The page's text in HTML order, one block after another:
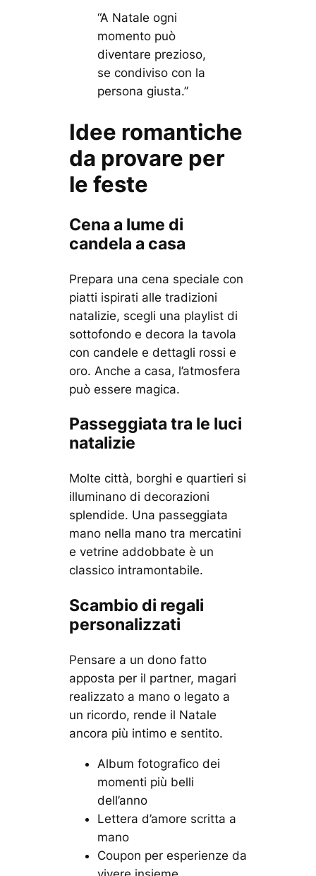
“A Natale ogni
momento può
diventare prezioso,
se condiviso con la
persona giusta.”
Idee romantiche
da provare per
le feste
Cena a lume di
candela a casa
Prepara una cena speciale con
piatti ispirati alle tradizioni
natalizie, scegli una playlist di
sottofondo e decora la tavola
con candele e dettagli rossi e
oro. Anche a casa, l’atmosfera
può essere magica.
Passeggiata tra le luci
natalizie
Molte città, borghi e quartieri si
illuminano di decorazioni
splendide. Una passeggiata
mano nella mano tra mercatini
e vetrine addobbate è un
classico intramontabile.
Scambio di regali
personalizzati
Pensare a un dono fatto
apposta per il partner, magari
realizzato a mano o legato a
un ricordo, rende il Natale
ancora più intimo e sentito.
Album fotografico dei
momenti più belli
dell’anno
Lettera d’amore scritta a
mano
Coupon per esperienze da